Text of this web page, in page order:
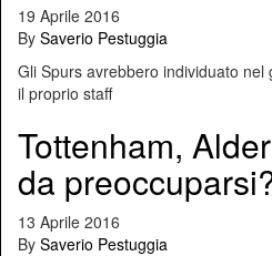
19 Aprile 2016
By Saverio Pestuggia
Gli Spurs avrebbero individuato
il proprio staff
Tottenham,
da
13 Aprile 2016
By Saverio Pestuggia